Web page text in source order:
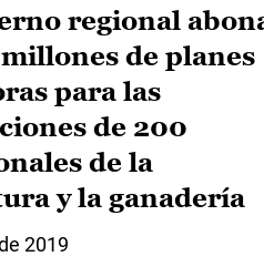
regional
de planes
para las
de 200
de la
y la ganadería
2019